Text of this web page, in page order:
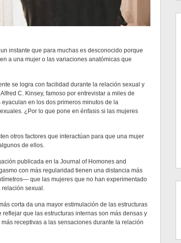
instante que para muchas es desconocido porque
a una mujer o las variaciones anatómicas que
se logra con facilidad durante la relación sexual y
C. Kinsey, famoso por entrevistar a miles de
en los dos primeros minutos de la
¿Por lo que pone en énfasis si las mujeres
otros factores que interactúan para que una mujer
de ellos.
publicada en la Journal of Homones and
con más regularidad tienen una distancia más
que las mujeres que no han experimentado
relación sexual.
corta da una mayor estimulación de las estructuras
que las estructuras internas son más densas y
receptivas a las sensaciones durante la relación